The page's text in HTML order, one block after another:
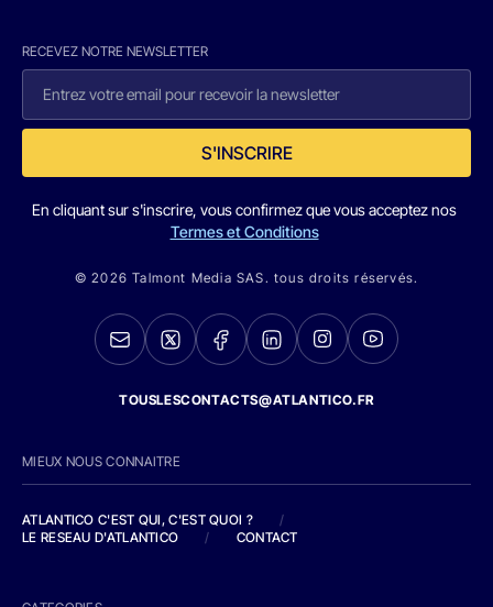
RECEVEZ NOTRE NEWSLETTER
S'INSCRIRE
En cliquant sur s'inscrire, vous confirmez que vous acceptez nos
Termes et Conditions
© 2026 Talmont Media SAS. tous droits réservés.
TOUSLESCONTACTS@ATLANTICO.FR
MIEUX NOUS CONNAITRE
ATLANTICO C'EST QUI, C'EST QUOI ?
/
LE RESEAU D'ATLANTICO
/ CONTACT